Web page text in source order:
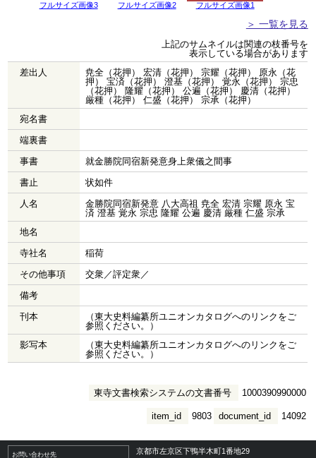
フルサイズ画像3 フルサイズ画像2 フルサイズ画像1
＞ 一覧を見る
上記のサムネイルは関連の枝番号を
表示している場合があります
差出人
尭全（花押） 宏清（花押） 宗耀（花押） 原永（花
押） 宝済（花押） 澄基（花押） 覚永（花押） 宗忠
（花押） 隆耀（花押） 公遍（花押） 慶清（花押）
厳種（花押） 仁盛（花押） 宗承（花押）
宛名書
端裏書
事書
就金勝院同宿新発意身上衆儀之間事
書止
状如件
人名
金勝院同宿新発意 八大高祖 尭全 宏清 宗耀 原永 宝
済 澄基 覚永 宗忠 隆耀 公遍 慶清 厳種 仁盛 宗承
地名
寺社名
稲荷
その他事項
交衆／評定衆／
備考
刊本
（東大史料編纂所ユニオンカタログへのリンクをご
参照ください。）
影写本
（東大史料編纂所ユニオンカタログへのリンクをご
参照ください。）
東寺文書検索システムの文書番号 1000390990000
document_id 14092
item_id 9803
お問い合わせ先 京都市左京区下鴨半木町1番地29